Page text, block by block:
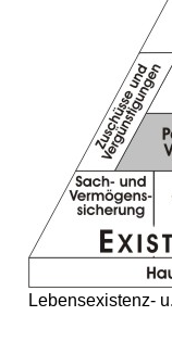
Lebensexistenz-